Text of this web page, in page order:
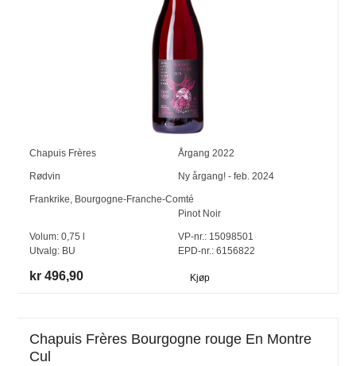
Chapuis Frères Årgang 2022
Rødvin Ny årgang! - feb. 2024
Frankrike Bourgogne-Franche-Comté
Pinot Noir
Volum:0,75 l
Utvalg: BU
VP-nr.:15098501
EPD-nr.: 6156822
kr 496,90 Kjøp
Chapuis Frères Bourgogne rouge En Montre
Cul